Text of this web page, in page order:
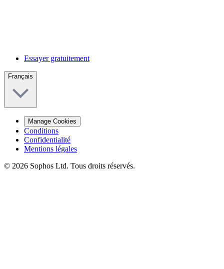
Essayer gratuitement
Français
Manage Cookies
Conditions
Confidentialité
Mentions légales
© 2026 Sophos Ltd. Tous droits réservés.